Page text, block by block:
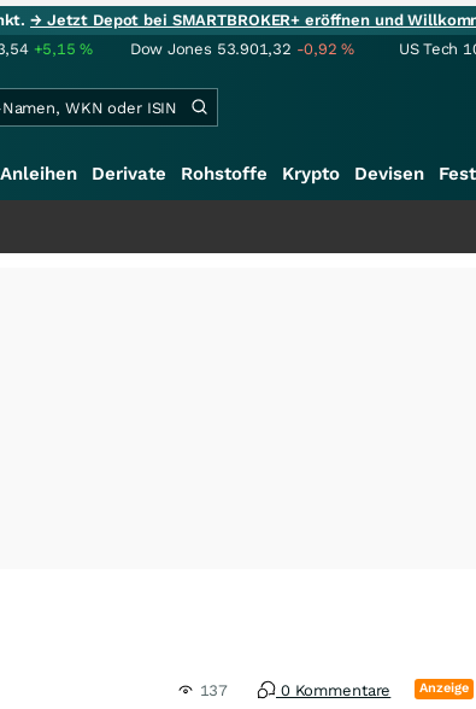
→ Jetzt Depot bei SMARTBROKER+ eröffnen und
+5,15% Dow Jones 53.901,32 -0,92% US Tech
Anleihen Derivate Rohstoffe Krypto Devisen
137 0 Kommentare Anzeige